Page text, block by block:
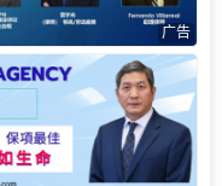
广告